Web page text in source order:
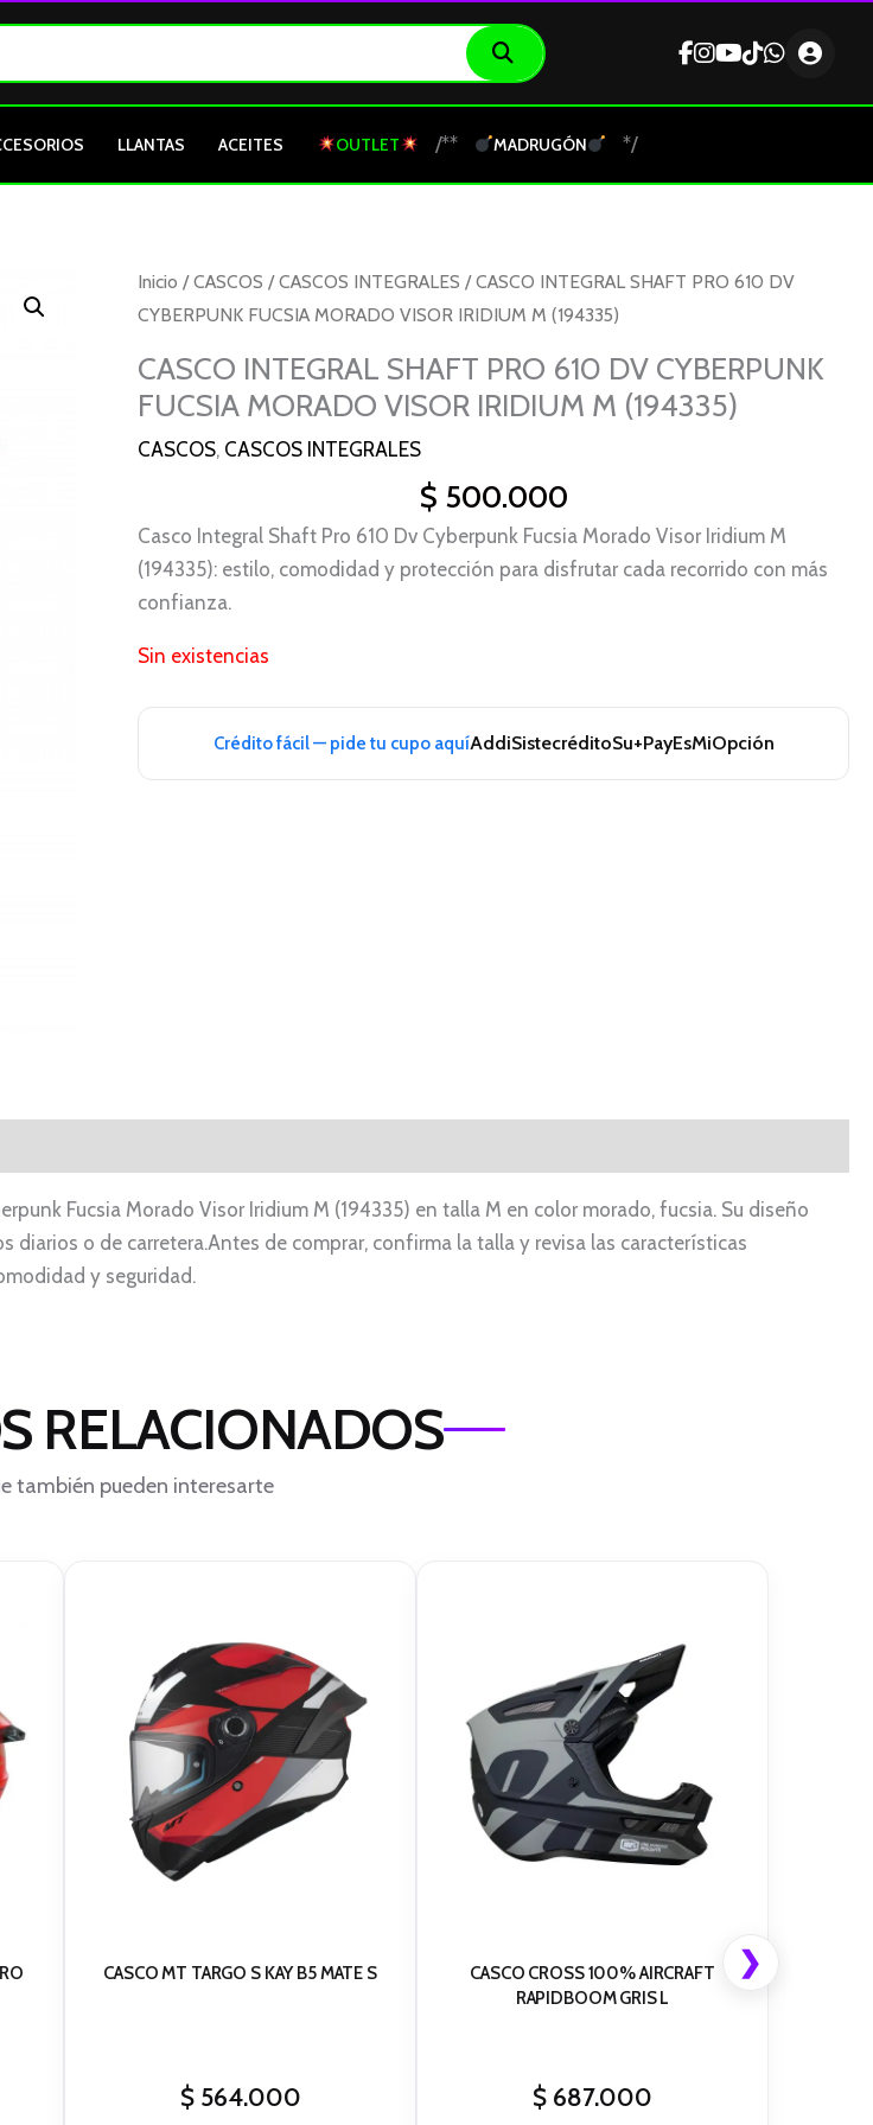
LLANTAS ACEITES OUTLET /** MADRUGÓN */
Inicio /CASCOS /CASCOS INTEGRALES / CASCO INTEGRAL SHAFT PRO 610 DV
CYBERPUNK FUCSIA MORADO VISOR IRIDIUM M (194335)
CASCO INTEGRAL SHAFT PRO 610 DV CYBERPUNK
FUCSIA MORADO VISOR IRIDIUM M (194335)
CASCOS, CASCOS INTEGRALES
$ 500.000
Casco Integral Shaft Pro 610 Dv Cyberpunk Fucsia Morado Visor Iridium M
(194335): estilo, comodidad y protección para disfrutar cada recorrido con más
confianza.
Sin existencias
Crédito fácil — pide tu cupo aquíAddiSistecréditoSu+PayEsMiOpción
Fucsia Morado Visor Iridium M (194335) en talla M en color morado, fucsia. Su diseño
o de carretera.Antes de comprar, confirma la talla y revisa las características
y seguridad.
RELACIONADOS
también pueden interesarte
CASCO MT TARGO S KAY B5 MATE S
$564.000
CASCO CROSS 100% AIRCRAFT
RAPIDBOOM GRIS L
$ 687.000
❯